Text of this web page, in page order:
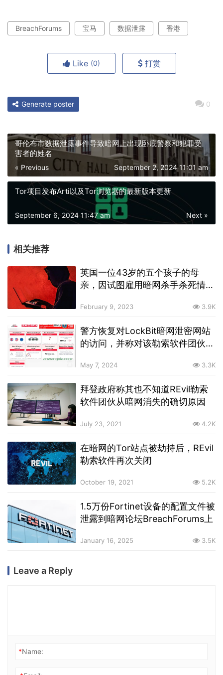
BreachForums 宝马 数据泄露 香港
Like (0) 打赏
0
Generate poster
哥伦布市数据泄露事件导致暗网上出现卧底警察和犯罪受
害者的姓名
« Previous September 2, 2024 11:01 am
Tor项目发布Arti以及Tor浏览器的最新版本更新
Next »
September 6, 2024 11:47 am
相关推荐
英国一位43岁的五个孩子的母
亲，因试图雇用暗网杀手杀死情人
她的求爱
February 9, 2023 3.9K
警方恢复对LockBit暗网泄密网站
的访问，并称对该勒索软件团伙进
May 7, 2024 3.3K
拜登政府称其也不知道REvil勒索
软件团伙从暗网消失的确切原因
July 23, 2021 4.2K
在暗网的Tor站点被劫持后，REvil
勒索软件再次关闭
October 19, 2021 5.2K
1.5万份Fortinet设备的配置文件被
泄露到暗网论坛BreachForums上
January 16, 2025 3.5K
Leave a Reply
*Name: